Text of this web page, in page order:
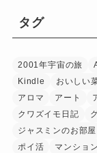
タグ
2001年宇宙の旅
Kindle
おいしい
アロマ
アート
クワズイモ日記
ジャスミンのお部屋
ポイ活
マンショ